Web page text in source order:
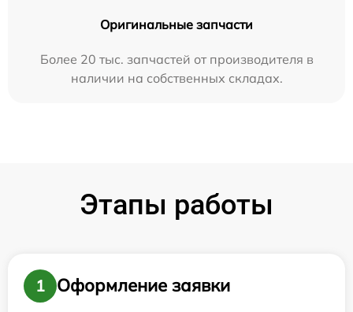
Оригинальные запчасти
Более 20 тыс. запчастей от производителя в
наличии на собственных складах.
Этапы работы
1
Оформление заявки